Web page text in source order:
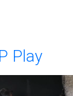
Play